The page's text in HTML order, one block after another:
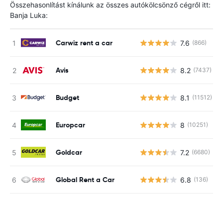
Összehasonlítást kínálunk az összes autókölcsönző cégről itt:
Banja Luka:
Carwiz rent a car 7.6 (866)
Avis 8.2 (7437)
Budget 8.1 (11512)
Europcar 8 (10251)
Goldcar 7.2 (6680)
Global Rent a Car 6.8 (136)